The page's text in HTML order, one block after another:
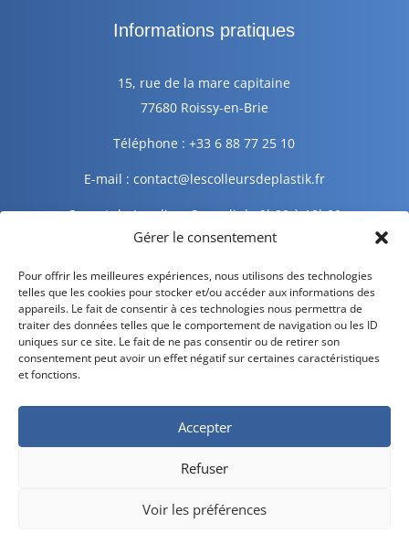
Gérer le consentement
Pour offrir les meilleures expériences, nous utilisons des technologies
telles que les cookies pour stocker et/ou accéder aux informations des
appareils. Le fait de consentir à ces technologies nous permettra de
traiter des données telles que le comportement de navigation ou les ID
uniques sur ce site. Le fait de ne pas consentir ou de retirer son
consentement peut avoir un effet négatif sur certaines caractéristiques
et fonctions.
Accepter
Refuser
Voir les préférences
Informations pratiques
15, rue de la mare capitaine
77680 Roissy-en-Brie
Téléphone : +33 6 88 77 25 10
E-mail : contact@lescolleursdeplastik.fr
Ouvert du Lundi au Samedi de 9h00 à 19h00
Informations légales
Mentions légales
Politique de confidentialité